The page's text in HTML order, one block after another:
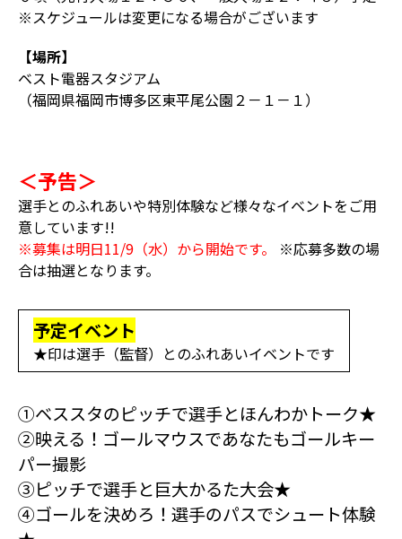
※スケジュールは変更になる場合がございます
【場所】
ベスト電器スタジアム
（福岡県福岡市博多区東平尾公園２－１－１）
＜予告＞
選手とのふれあいや特別体験など様々なイベントをご用
意しています!!
※募集は明日11/9（水）から開始です。
※応募多数の場
合は抽選となります。
予定イベント
★印は選手（監督）とのふれあいイベントです
①ベススタのピッチで選手とほんわかトーク★
②映える！ゴールマウスであなたもゴールキー
パー撮影
③ピッチで選手と巨大かるた大会★
④ゴールを決めろ！選手のパスでシュート体験